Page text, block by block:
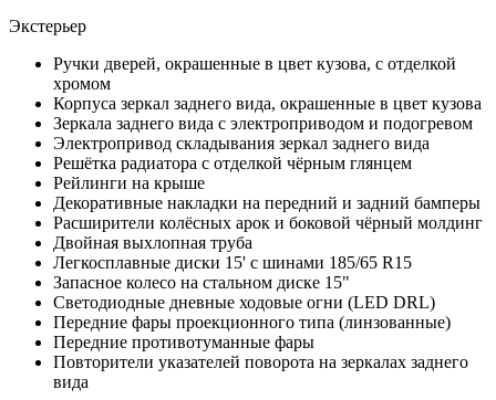
Экстерьер
Ручки дверей, окрашенные в цвет кузова, с отделкой
хромом
Корпуса зеркал заднего вида, окрашенные в цвет кузова
Зеркала заднего вида с электроприводом и подогревом
Электропривод складывания зеркал заднего вида
Решётка радиатора с отделкой чёрным глянцем
Рейлинги на крыше
Декоративные накладки на передний и задний бамперы
Расширители колёсных арок и боковой чёрный молдинг
Двойная выхлопная труба
Легкосплавные диски 15' с шинами 185/65 R15
Запасное колесо на стальном диске 15"
Светодиодные дневные ходовые огни (LED DRL)
Передние фары проекционного типа (линзованные)
Передние противотуманные фары
Повторители указателей поворота на зеркалах заднего
вида